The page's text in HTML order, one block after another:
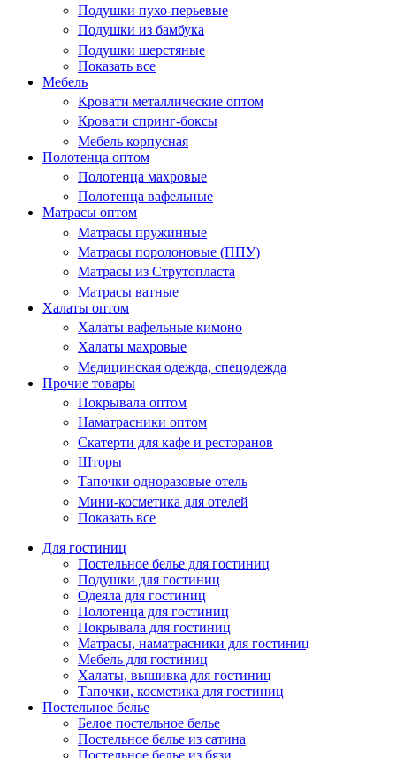
Подушки пухо-перьевые
Подушки из бамбука
Подушки шерстяные
Показать все
Мебель
Кровати металлические оптом
Кровати спринг-боксы
Мебель корпусная
Полотенца оптом
Полотенца махровые
Полотенца вафельные
Матрасы оптом
Матрасы пружинные
Матрасы поролоновые (ППУ)
Матрасы из Струтопласта
Матрасы ватные
Халаты оптом
Халаты вафельные кимоно
Халаты махровые
Медицинская одежда, спецодежда
Прочие товары
Покрывала оптом
Наматрасники оптом
Скатерти для кафе и ресторанов
Шторы
Тапочки одноразовые отель
Мини-косметика для отелей
Показать все
Для гостиниц
Постельное белье для гостиниц
Подушки для гостиниц
Одеяла для гостиниц
Полотенца для гостиниц
Покрывала для гостиниц
Матрасы, наматрасники для гостиниц
Мебель для гостиниц
Халаты, вышивка для гостиниц
Тапочки, косметика для гостиниц
Постельное белье
Белое постельное белье
Постельное белье из сатина
Постельное белье из бязи